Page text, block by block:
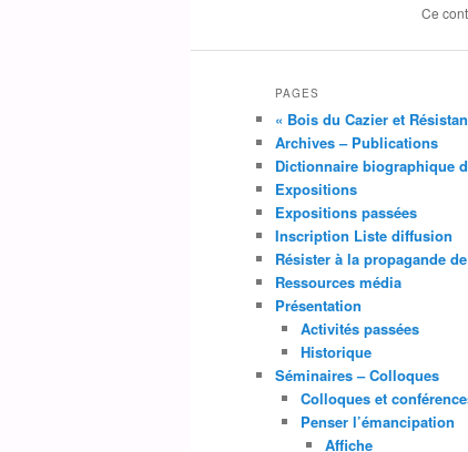
Ce
PAGES
« Bois du Cazier et
Archives – Publications
Dictionnaire biographique
Expositions
Expositions passées
Inscription Liste diffusion
Résister à la propagande
Ressources média
Présentation
Activités passées
Historique
Séminaires – Colloques
Colloques et
Penser l’émancipation
Affiche